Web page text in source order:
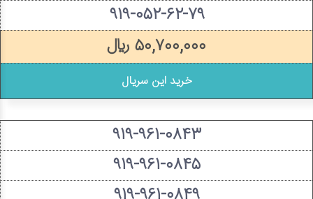
۹۱۹-۰۵۲-۶۲-۷۹
۵۰,۷۰۰,۰۰۰ ریال
خرید این سریال
۹۱۹-۹۶۱-۰۸۴۳
۹۱۹-۹۶۱-۰۸۴۵